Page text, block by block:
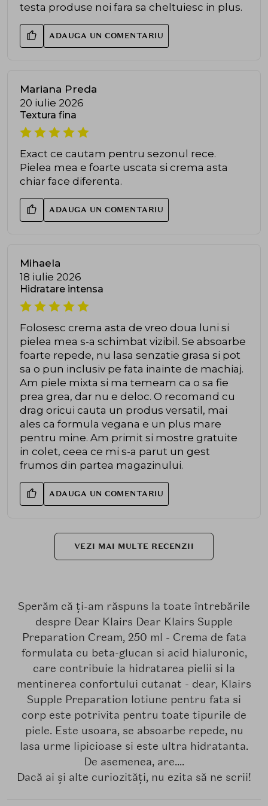
testa produse noi fara sa cheltuiesc in plus.
ADAUGA UN COMENTARIU
Mariana Preda
20 iulie 2026
Textura fina
Exact ce cautam pentru sezonul rece.
Pielea mea e foarte uscata si crema asta
chiar face diferenta.
ADAUGA UN COMENTARIU
Mihaela
18 iulie 2026
Hidratare intensa
Folosesc crema asta de vreo doua luni si
pielea mea s-a schimbat vizibil. Se absoarbe
foarte repede, nu lasa senzatie grasa si pot
sa o pun inclusiv pe fata inainte de machiaj.
Am piele mixta si ma temeam ca o sa fie
prea grea, dar nu e deloc. O recomand cu
drag oricui cauta un produs versatil, mai
ales ca formula vegana e un plus mare
pentru mine. Am primit si mostre gratuite
in colet, ceea ce mi s-a parut un gest
frumos din partea magazinului.
ADAUGA UN COMENTARIU
VEZI MAI MULTE RECENZII
Sperăm că ți-am răspuns la toate întrebările
despre Dear Klairs Dear Klairs Supple
Preparation Cream, 250 ml - Crema de fata
formulata cu beta-glucan si acid hialuronic,
care contribuie la hidratarea pielii si la
mentinerea confortului cutanat - dear, Klairs
Supple Preparation lotiune pentru fata si
corp este potrivita pentru toate tipurile de
piele. Este usoara, se absoarbe repede, nu
lasa urme lipicioase si este ultra hidratanta.
De asemenea, are....
Dacă ai și alte curiozități, nu ezita să ne scrii!